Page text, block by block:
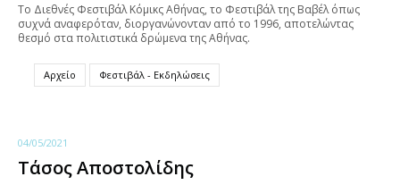
Το Διεθνές Φεστιβάλ Κόμικς Αθήνας, το Φεστιβάλ της Βαβέλ όπως
συχνά αναφερόταν, διοργανώνονταν από το 1996, αποτελώντας
θεσμό στα πολιτιστικά δρώμενα της Αθήνας.
Αρχείο Φεστιβάλ - Εκδηλώσεις
04/05/2021
Τάσος Αποστολίδης